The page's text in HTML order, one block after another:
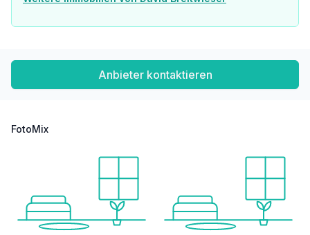
Anbieter kontaktieren
FotoMix